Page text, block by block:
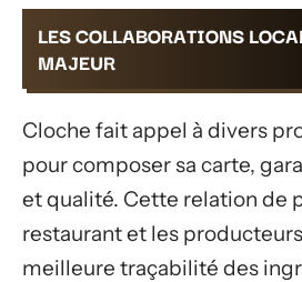
LES COLLABORATIONS
MAJEUR
Cloche fait appel à divers
pour composer sa carte,
et qualité. Cette relation de
restaurant et les
meilleure traçabilité des